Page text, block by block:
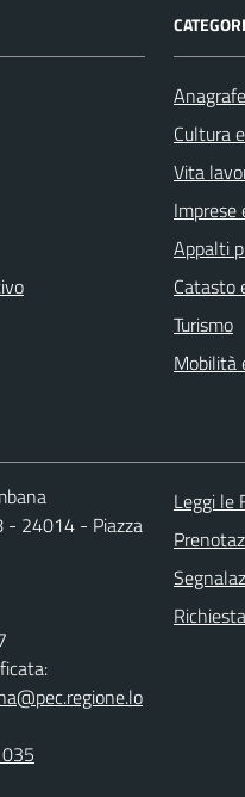
Cultura
Vita
Imprese
Appalti
Catasto
Turismo
Mobilità
- 24014 - Piazza
Leggi le